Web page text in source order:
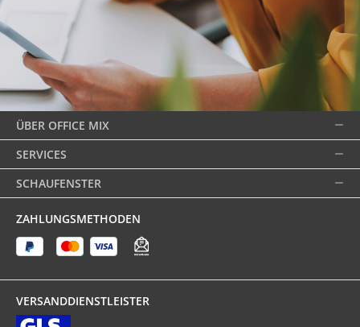
ÜBER OFFICE MIX
SERVICES
SCHAUFENSTER
ZAHLUNGSMETHODEN
VERSANDDIENSTLEISTER